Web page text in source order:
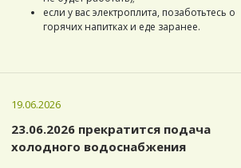
если у вас электроплита, позаботьтесь о
горячих напитках и еде заранее.
19.06.2026
23.06.2026 прекратится подача
холодного водоснабжения